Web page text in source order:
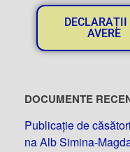
DECLARAȚII
AVERE
DOCUMENTE
Publicație de
na Alb Simina-